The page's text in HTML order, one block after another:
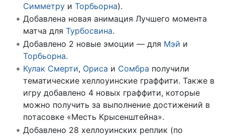
Симметруи Торбьорна).
Добавлена новая анимация Лучшего момента
матча для Турбосвина.
Добавлено 2 новые эмоции — для Мэй и
Торбьорна.
Кулак Смерти, Ориса и Сомбра получили
тематические хеллоуинские граффити. Также в
игру добавлено 4 новых граффити, которые
можно получить за выполнение достижений в
потасовке «Месть Крысенштейна».
Добавлено 28 хеллоуинских реплик (по